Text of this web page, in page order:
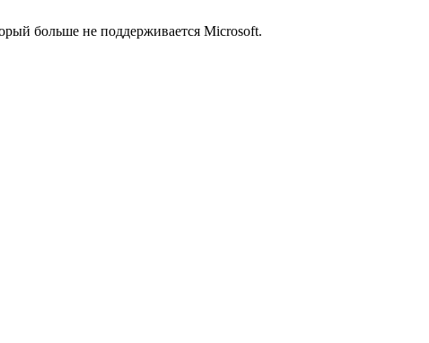
больше не поддерживается Microsoft.